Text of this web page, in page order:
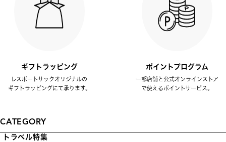
ギフトラッピング
レスポートサックオリジナルの
ギフトラッピングにて承ります。
ポイントプログラム
一部店舗と公式オンラインストア
で使えるポイントサービス。
CATEGORY
トラベル特集